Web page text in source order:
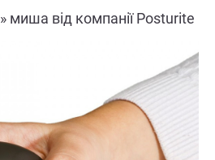
» миша від компанії Posturite